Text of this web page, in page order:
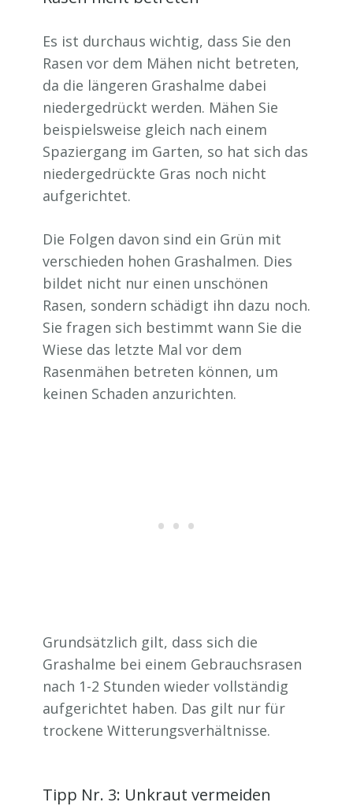
Es ist durchaus wichtig, dass Sie den
Rasen vor dem Mähen nicht betreten,
da die längeren Grashalme dabei
niedergedrückt werden. Mähen Sie
beispielsweise gleich nach einem
Spaziergang im Garten, so hat sich das
niedergedrückte Gras noch nicht
aufgerichtet.
Die Folgen davon sind ein Grün mit
verschieden hohen Grashalmen. Dies
bildet nicht nur einen unschönen
Rasen, sondern schädigt ihn dazu noch.
Sie fragen sich bestimmt wann Sie die
Wiese das letzte Mal vor dem
Rasenmähen betreten können, um
keinen Schaden anzurichten.
Grundsätzlich gilt, dass sich die
Grashalme bei einem Gebrauchsrasen
nach 1-2 Stunden wieder vollständig
aufgerichtet haben. Das gilt nur für
trockene Witterungsverhältnisse.
Tipp Nr. 3: Unkraut vermeiden